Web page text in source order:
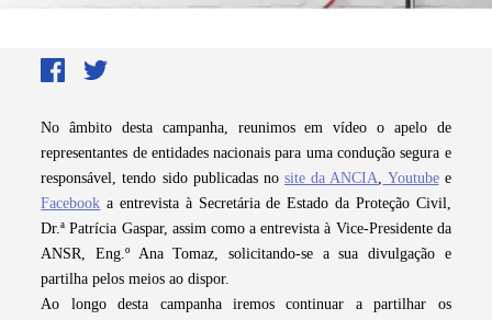
No âmbito desta campanha, reunimos em vídeo o apelo de
representantes de entidades nacionais para uma condução segura e
responsável, tendo sido publicadas nosite da ANCIA, Youtubee
Facebook a entrevista à Secretária de Estado da Proteção Civil,
Dr.ª Patrícia Gaspar, assim como a entrevista à Vice-Presidente da
ANSR, Eng.º Ana Tomaz, solicitando-se a sua divulgação e
partilha pelos meios ao dispor.
Ao longo desta campanha iremos continuar a partilhar os